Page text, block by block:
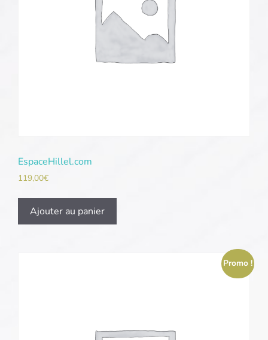
EspaceHillel.com
119,00€
Ajouter au panier
Promo !